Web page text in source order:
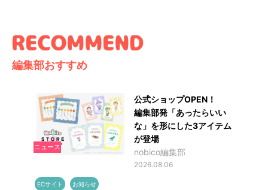
編集部おすすめ
ニュース
公式ショップOPEN！
編集部発「あったらいい
な」を形にした3アイテム
が登場
nobico編集部
2026.08.06
ECサイト お知らせ